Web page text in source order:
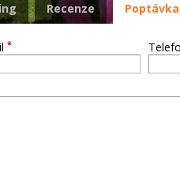
Recenze
*